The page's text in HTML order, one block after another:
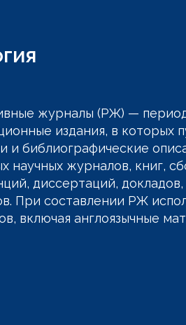
журналы (РЖ) —
издания, в которых
и библиографические
научных журналов, книг,
диссертаций, докладов,
При составлении РЖ
включая англоязычные